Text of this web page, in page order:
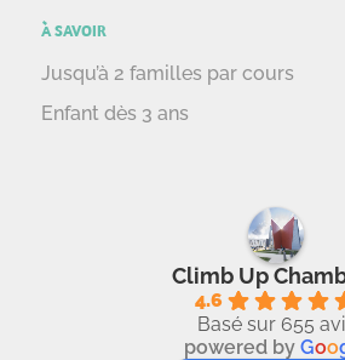
À SAVOIR
Jusqu’à 2 familles par cours
Enfant dès 3 ans
Climb Up
4.6
Basé sur 655
powered by Goo